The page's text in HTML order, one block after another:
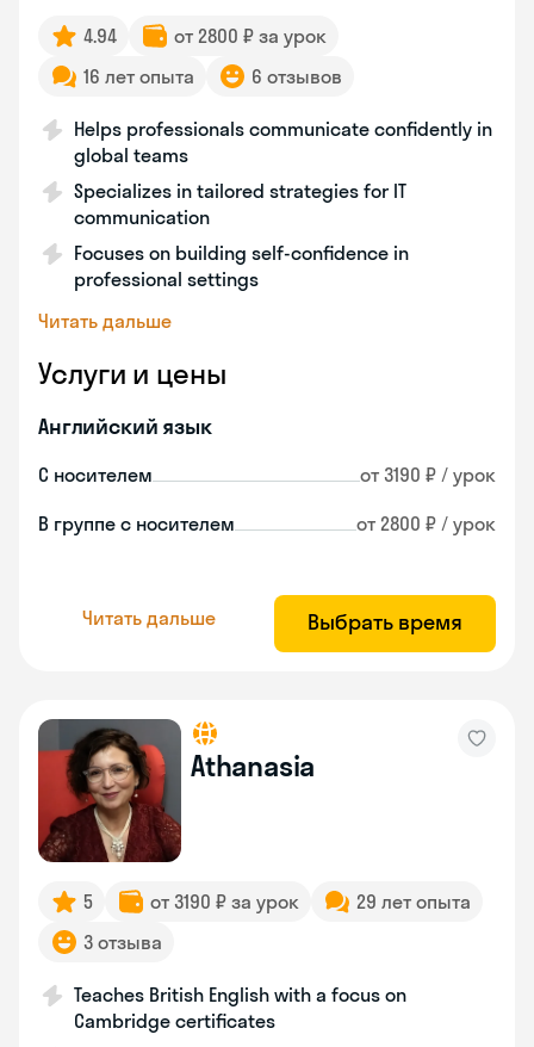
4.94
от 2800 ₽ за урок
16 лет опыта
6 отзывов
Helps professionals communicate confidently in
global teams
Specializes in tailored strategies for IT
communication
Focuses on building self-confidence in
professional settings
Читать дальше
Услуги и цены
Английский язык
С носителем от 3190 ₽ / урок
В группе с носителем от 2800 ₽ / урок
Читать дальше Выбрать время
Athanasia
5 от 3190 ₽ за урок
29 лет опыта
3 отзыва
Teaches British English with a focus on
Cambridge certificates